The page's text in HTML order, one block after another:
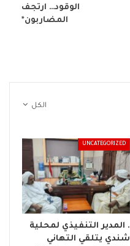
الوقود… ارتجف
المضاربون*
الكل
UNCATEGORIZED
. المدير التنفيذي لمحلية
شندي يتلقي التهاني